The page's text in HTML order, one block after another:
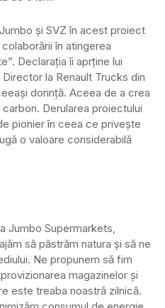
și SVZ în acest proiect
în atingerea
Declarația îi aprține lui
la Renault Trucks din
dorință. Aceea de a crea
Derularea proiectului
pionier în ceea ce privește
o valoare considerabilă
Jumbo Supermarkets,
să păstrăm natura și să ne
Ne propunem să fim
magazinelor și
este treaba noastră zilnică.